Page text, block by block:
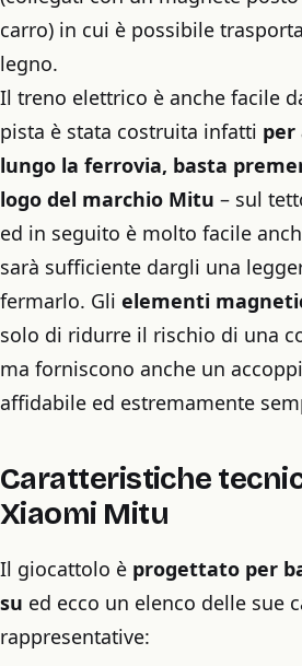
carro) in cui è possibile
legno.
Il treno elettrico è anche facile
pista è stata costruita infatti per
lungo la ferrovia, basta
logo del marchio Mitu – sul
ed in seguito è molto facile
sarà sufficiente dargli una
fermarlo. Gli elementi
solo di ridurre il rischio di una
ma forniscono anche un
affidabile ed estremamente
Caratteristiche
Xiaomi Mitu
Il giocattolo è progettato per
su ed ecco un elenco delle sue
rappresentative: